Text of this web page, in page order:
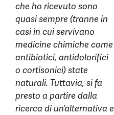
che ho ricevuto sono
quasi sempre (tranne in
casi in cui servivano
medicine chimiche come
antibiotici, antidolorifici
o cortisonici) state
naturali. Tuttavia, si fa
presto a partire dalla
ricerca di un’alternativa e